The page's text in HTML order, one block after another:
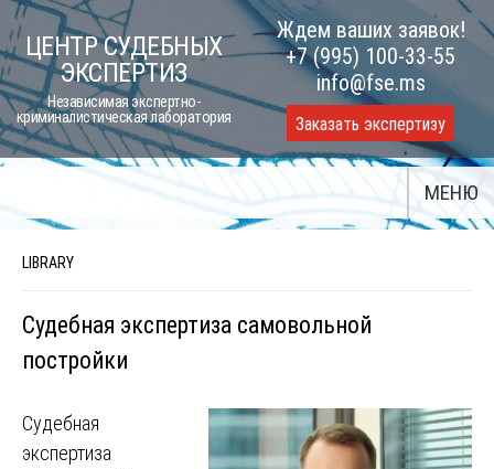
Skip
to
content
ЦЕНТР СУДЕБНЫХ
ЭКСПЕРТИЗ
Независимая экспертно-
криминалистическая лаборатория
Ждем ваших заявок!
+7 (995) 100-33-55
info@fse.ms
Заказать экспертизу
МЕНЮ
LIBRARY
Судебная экспертиза самовольной
постройки
Судебная
экспертиза